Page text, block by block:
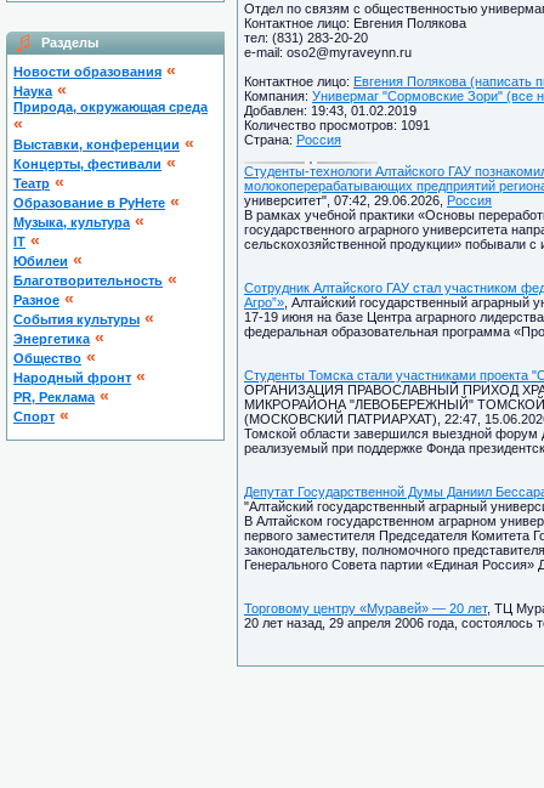
Разделы
Новости образования «
Наука «
Природа, окружающая среда
«
Выставки, конференции «
Концерты, фестивали «
Театр «
Образование в РуНете «
Музыка, культура «
IT «
Юбилеи «
Благотворительность «
Разное «
Cобытия культуры «
Энергетика «
Общество «
Народный фронт «
PR, Реклама «
Спорт «
Отдел по связям с общественностью
Контактное лицо: Евгения Полякова
тел: (831) 283-20-20
е-mail: oso2@myraveynn.ru
Контактное лицо: Евгения Полякова (написать
Компания: Универмаг "Сормовские Зори" (все
Добавлен: 19:43, 01.02.2019
Количество просмотров: 1091
Страна: Россия
Студенты-технологи Алтайского ГАУ
молокоперерабатывающих предприятий
университет", 07:42, 29.06.2026, Россия
В рамках учебной практики «Основы
государственного аграрного университета
сельскохозяйственной продукции» побывали
Сотрудник Алтайского ГАУ стал участником
Агро”» , Алтайский государственный аграрный
17-19 июня на базе Центра аграрного
федеральная образовательная программа
Студенты Томска стали участниками проекта
ОРГАНИЗАЦИЯ ПРАВОСЛАВНЫЙ ПРИХОД
МИКРОРАЙОНА "ЛЕВОБЕРЕЖНЫЙ"
(МОСКОВСКИЙ ПАТРИАРХАТ), 22:47,
Томской области завершился выездной форум
реализуемый при поддержке Фонда
Депутат Государственной Думы Даниил
"Алтайский государственный аграрный
В Алтайском государственном аграрном
первого заместителя Председателя Комитета
законодательству, полномочного
Генерального Совета партии «Единая
Торговому центру «Муравей» — 20 лет, ТЦ
20 лет назад, 29 апреля 2006 года, состоялось